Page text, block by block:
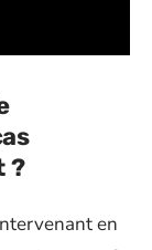
?
en